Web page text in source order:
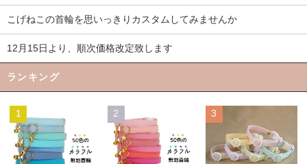
こげねこの首輪を思いっきりカスタムしてみませんか
12月15日より、順次価格改定致します
ランキング
1 2 3